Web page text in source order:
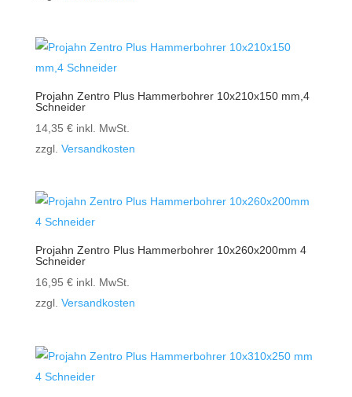
Projahn Zentro Plus Hammerbohrer 10x210x150 mm,4
Schneider
14,35 € inkl. MwSt.
zzgl. Versandkosten
Projahn Zentro Plus Hammerbohrer 10x260x200mm 4
Schneider
16,95 € inkl. MwSt.
zzgl. Versandkosten